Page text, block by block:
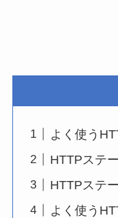
よく使う
HTTPステ
HTTPステ
よく使う